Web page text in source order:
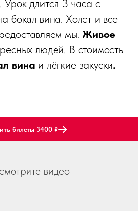
Урок длится 3 часа с
бокал вина. Холст и все
мы. Живое
людей. В стоимость
вина и лёгкие закуски.
билеты 3400 ₽
видео